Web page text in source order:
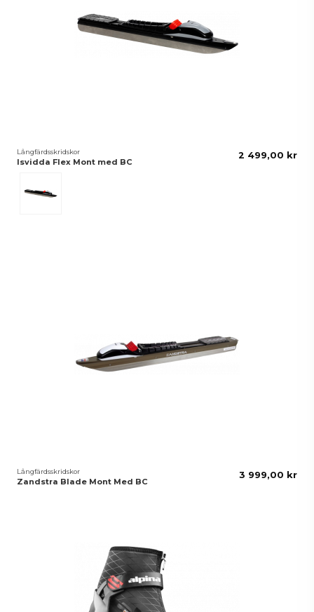
Långfärdsskridskor
Isvidda Flex Mont med BC
2 499,00 kr
Långfärdsskridskor
Zandstra Blade Mont Med BC
3 999,00 kr